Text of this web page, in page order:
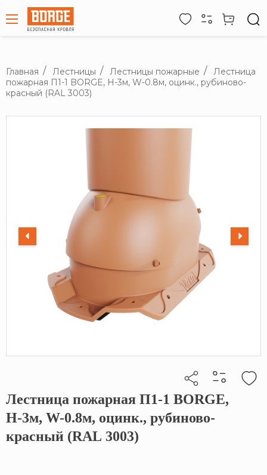
Главная Лестницы Лестницы пожарные
Лестница
пожарная П1-1 BORGE, Н-3м, W-0.8м, оцинк., рубиново-
красный (RAL 3003)
Кликните, чтобы скопировать прямую ссылку
Лестница пожарная П1-1 BORGE,
Н-3м, W-0.8м, оцинк., рубиново-
красный (RAL 3003)